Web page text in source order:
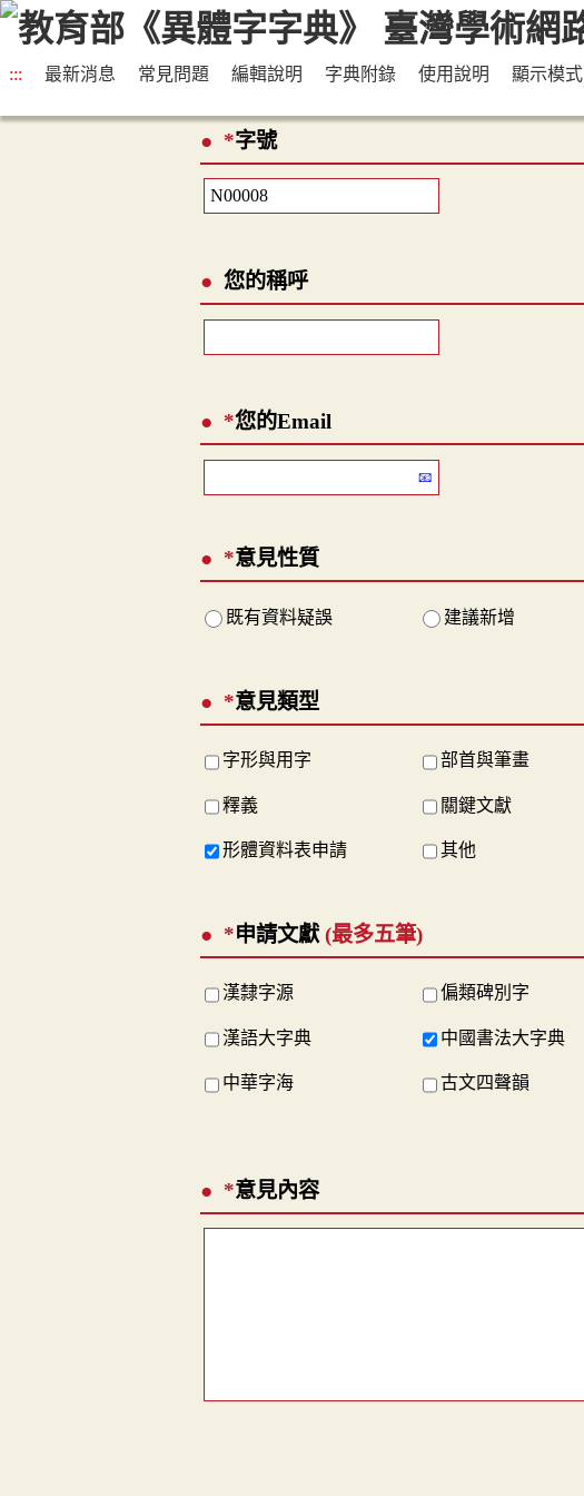
::: 最新消息 常見問題 編輯說明 字典附錄 使用說明 顯示模式
*字號
您的稱呼
*您的Email
*意見性質
既有資料疑誤 建議新增
*意見類型
字形與用字 部首與筆畫
釋義 關鍵文獻
形體資料表申請 其他
*申請文獻 (最多五筆)
漢隸字源 偏類碑別字
漢語大字典 中國書法大字典
中華字海 古文四聲韻
*意見內容